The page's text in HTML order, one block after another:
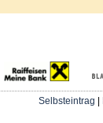
Selbsteintrag